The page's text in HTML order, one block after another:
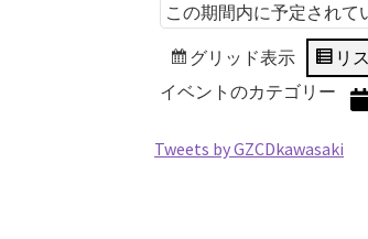
この期間内に予定されて
グリッド表示 リ
イベントのカテゴリー
Tweets by GZCDkawasaki